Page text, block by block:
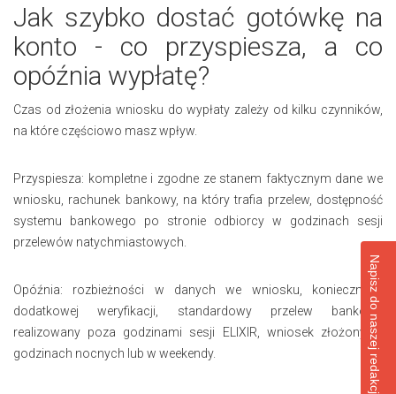
Jak szybko dostać gotówkę na
konto - co przyspiesza, a co
opóźnia wypłatę?
Czas od złożenia wniosku do wypłaty zależy od kilku czynników,
na które częściowo masz wpływ.
Przyspiesza: kompletne i zgodne ze stanem faktycznym dane we
wniosku, rachunek bankowy, na który trafia przelew, dostępność
systemu bankowego po stronie odbiorcy w godzinach sesji
przelewów natychmiastowych.
Opóźnia: rozbieżności w danych we wniosku, konieczność
dodatkowej weryfikacji, standardowy przelew bankowy
realizowany poza godzinami sesji ELIXIR, wniosek złożony w
godzinach nocnych lub w weekendy.
Napisz do naszej redakcji